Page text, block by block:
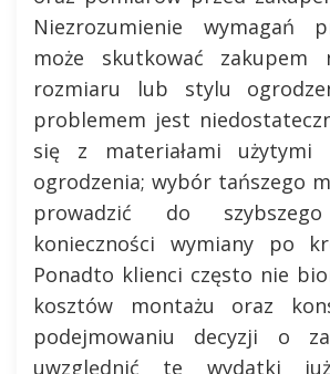
Niezrozumienie wymagań
może skutkować zakupem
rozmiaru lub stylu
problemem jest
się z materiałami użytymi
ogrodzenia; wybór tańszego
prowadzić do
konieczności wymiany po
Ponadto klienci często nie
kosztów montażu oraz
podejmowaniu decyzji o
uwzględnić te wydatki